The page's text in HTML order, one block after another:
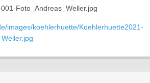
Foto_Andreas_Weller.jpg
images/koehlerhuette/Koehlerhuette2021-